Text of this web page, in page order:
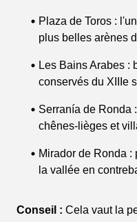
Plaza de Toros :
plus belles arènes
Les Bains Arabes :
conservés du XIIIe
Serranía de Ronda
chênes-lièges et
Mirador de Ronda :
la vallée en
Conseil : Cela vaut la